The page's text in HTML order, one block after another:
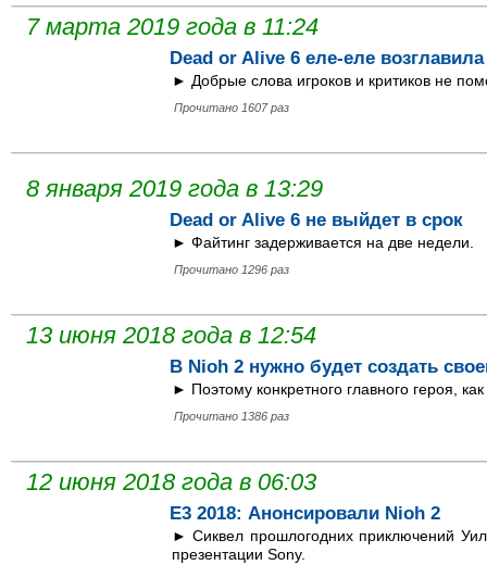
7 марта 2019 года в 11:24
Dead or Alive 6 еле-еле
► Добрые слова игроков и критиков не
Прочитано 1607 раз
8 января 2019 года в 13:29
Dead or Alive 6 не выйдет в срок
► Файтинг задерживается на две недели.
Прочитано 1296 раз
13 июня 2018 года в 12:54
В Nioh 2 нужно будет создать
► Поэтому конкретного главного героя,
Прочитано 1386 раз
12 июня 2018 года в 06:03
E3 2018: Анонсировали Nioh 2
► Сиквел прошлогодних приключений
презентации Sony.